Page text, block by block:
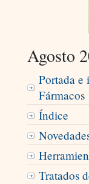
Agosto
Portada e
Fármacos
Índice
Tratados